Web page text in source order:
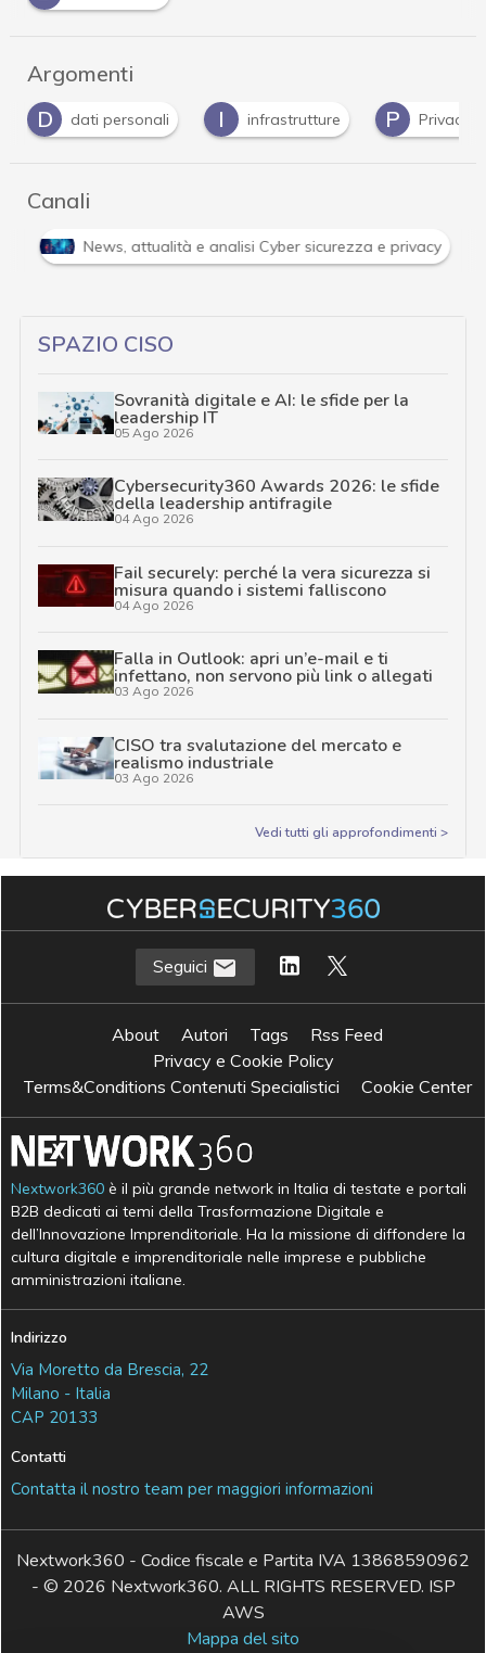
Argomenti
dati personali infrastrutture Privacy
Canali
News, attualità e analisi Cyber sicurezza
SPAZIO CISO
Sovranità digitale e AI: le sfide per la
leadership IT
05 Ago 2026
Cybersecurity360 Awards 2026: le sfide
della leadership antifragile
04 Ago 2026
Fail securely: perché la vera sicurezza si
misura quando i sistemi falliscono
04 Ago 2026
Falla in Outlook: apri un’e-mail e ti
infettano, non servono più link o allegati
03 Ago 2026
CISO tra svalutazione del mercato e
realismo industriale
03 Ago 2026
Vedi tutti gli approfondimenti >
Seguici
About Autori Tags
Rss Feed
Privacy e Cookie Policy
Terms&Conditions Contenuti Specialistici
Cookie Center
Nextwork360 è il più grande network in Italia di testate e portali
B2B dedicati ai temi della Trasformazione Digitale e
dell’Innovazione Imprenditoriale. Ha la missione di diffondere la
cultura digitale e imprenditoriale nelle imprese e pubbliche
amministrazioni italiane.
Indirizzo
Via Moretto da Brescia, 22
Milano - Italia
CAP 20133
Contatti
Contatta il nostro team per maggiori informazioni
Nextwork360 - Codice fiscale e Partita IVA 13868590962
- © 2026 Nextwork360. ALL RIGHTS RESERVED. ISP
AWS
Mappa del sito